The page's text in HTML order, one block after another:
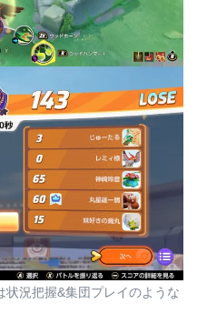
況把握&集団プレイのような